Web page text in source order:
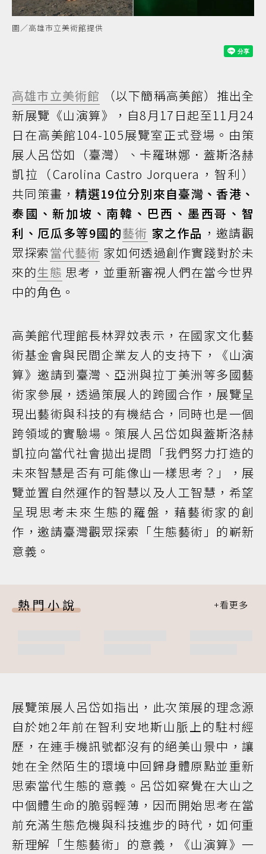
圖／高雄市立美術館提供
高雄市立美術館 （以下簡稱高美館）推出全
新展覽《山演算》，自8月17日起至11月24
日在高美館104-105展覽室正式登場。由策
展人呂岱如（臺灣）、卡羅琳娜．蓋斯洛赫
凱拉（Carolina Castro Jorquera，智利）
共同策畫， 精選19位分別來自臺灣、香港、
泰國、新加坡、南韓、巴西、墨西哥、智
利、厄瓜多等9國的藝術 家之作品 ，邀請觀
眾探索當代藝術 家如何透過創作實踐對於未
來的生態 思考，並重新審視人們在當今世界
中的角色。
高美館代理館長林羿妏表示，在國家文化藝
術基金會與民間企業友人的支持下，《山演
算》邀請到臺灣、亞洲與拉丁美洲等多國藝
術家參展，透過策展人的跨國合作，展覽呈
現出藝術與科技的有機結合，同時也是一個
跨領域的實驗場。策展人呂岱如與蓋斯洛赫
凱拉向當代社會拋出提問「我們努力打造的
未來智慧是否有可能像山一樣思考？」，展
覽並置自然運作的智慧以及人工智慧，希望
呈現思考未來生態的羅盤，藉藝術家的創
作，邀請臺灣觀眾探索「生態藝術」的嶄新
意義。
熱門小說
展覽策展人呂岱如指出，此次策展的理念源
自於她2年前在智利安地斯山脈上的駐村經
歷，在連手機訊號都沒有的絕美山景中，讓
她在全然陌生的環境中回歸身體原點並重新
思索當代生態的意義。呂岱如察覺在大山之
中個體生命的脆弱輕薄，因而開始思考在當
前充滿生態危機與科技進步的時代，如何重
新理解「生態藝術」的意義，《山演算》一